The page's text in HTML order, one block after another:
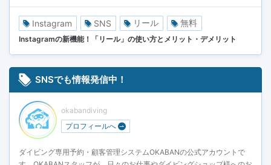
Instagram SNS リール 無料
Instagramの新機能！「リール」の使い方とメリット・デメリット
SNSでも情報発信中！
okabandiving
プロフィールへ
ダイビング専用予約・顧客管理システムOKABANの公式アカウントで